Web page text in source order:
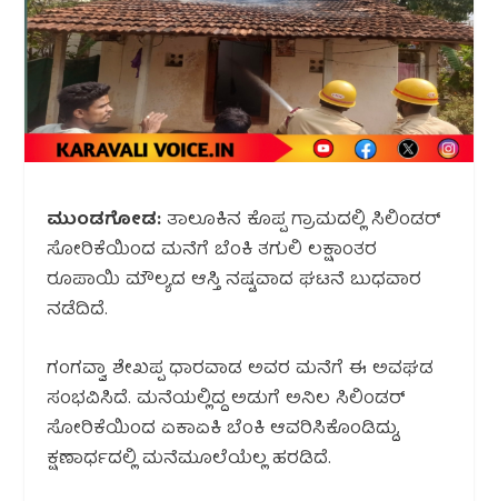
ಮುಂಡಗೋಡ:ತಾಲೂಕಿನ ಕೊಪ್ಪ ಗ್ರಾಮದಲ್ಲಿ ಸಿಲಿಂಡರ್
ಸೋರಿಕೆಯಿಂದ ಮನೆಗೆ ಬೆಂಕಿ ತಗುಲಿ ಲಕ್ಷಾಂತರ
ರೂಪಾಯಿ ಮೌಲ್ಯದ ಆಸ್ತಿ ನಷ್ಟವಾದ ಘಟನೆ ಬುಧವಾರ
ನಡೆದಿದೆ.
ಗಂಗವ್ವಾ ಶೇಖಪ್ಪ ಧಾರವಾಡ ಅವರ ಮನೆಗೆ ಈ ಅವಘಡ
ಸಂಭವಿಸಿದೆ. ಮನೆಯಲ್ಲಿದ್ದ ಅಡುಗೆ ಅನಿಲ ಸಿಲಿಂಡರ್
ಸೋರಿಕೆಯಿಂದ ಏಕಾಏಕಿ ಬೆಂಕಿ ಆವರಿಸಿಕೊಂಡಿದ್ದು,
ಕ್ಷಣಾರ್ಧದಲ್ಲಿ ಮನೆಮೂಲೆಯೆಲ್ಲ ಹರಡಿದೆ.